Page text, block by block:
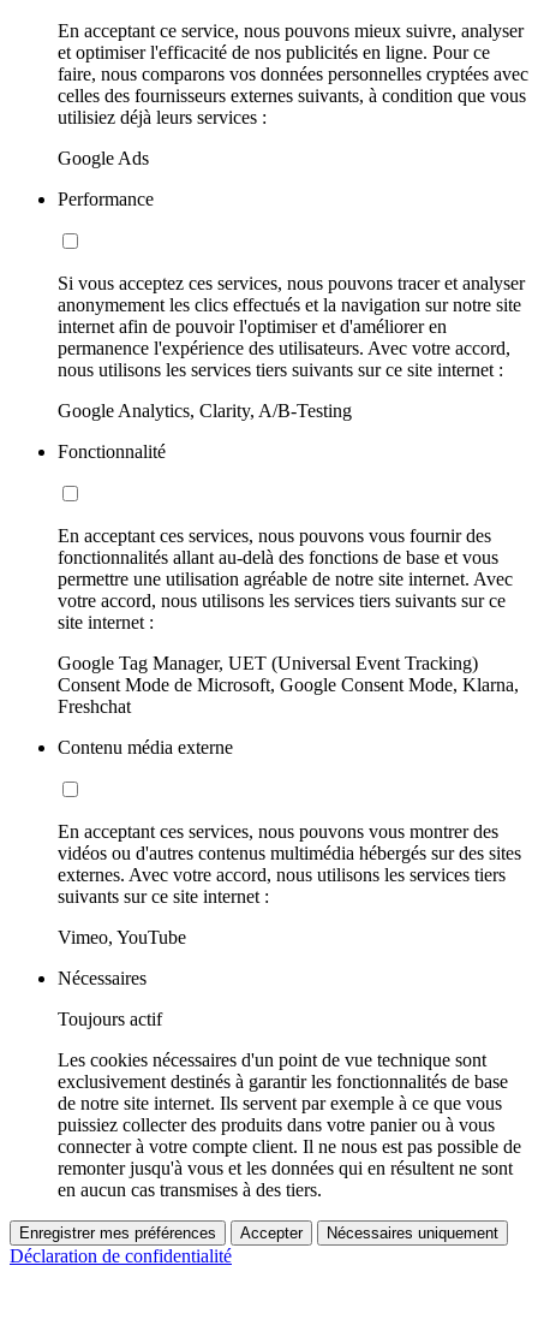
En acceptant ce service, nous pouvons mieux suivre, analyser
et optimiser l'efficacité de nos publicités en ligne. Pour ce
faire, nous comparons vos données personnelles cryptées avec
celles des fournisseurs externes suivants, à condition que vous
utilisiez déjà leurs services :
Google Ads
Performance
Si vous acceptez ces services, nous pouvons tracer et analyser
anonymement les clics effectués et la navigation sur notre site
internet afin de pouvoir l'optimiser et d'améliorer en
permanence l'expérience des utilisateurs. Avec votre accord,
nous utilisons les services tiers suivants sur ce site internet :
Google Analytics, Clarity, A/B-Testing
Fonctionnalité
En acceptant ces services, nous pouvons vous fournir des
fonctionnalités allant au-delà des fonctions de base et vous
permettre une utilisation agréable de notre site internet. Avec
votre accord, nous utilisons les services tiers suivants sur ce
site internet :
Google Tag Manager, UET (Universal Event Tracking)
Consent Mode de Microsoft, Google Consent Mode, Klarna,
Freshchat
Contenu média externe
En acceptant ces services, nous pouvons vous montrer des
vidéos ou d'autres contenus multimédia hébergés sur des sites
externes. Avec votre accord, nous utilisons les services tiers
suivants sur ce site internet :
Vimeo, YouTube
Nécessaires
Toujours actif
Les cookies nécessaires d'un point de vue technique sont
exclusivement destinés à garantir les fonctionnalités de base
de notre site internet. Ils servent par exemple à ce que vous
puissiez collecter des produits dans votre panier ou à vous
connecter à votre compte client. Il ne nous est pas possible de
remonter jusqu'à vous et les données qui en résultent ne sont
en aucun cas transmises à des tiers.
Enregistrer mes préférences Accepter Nécessaires uniquement
Déclaration de confidentialité